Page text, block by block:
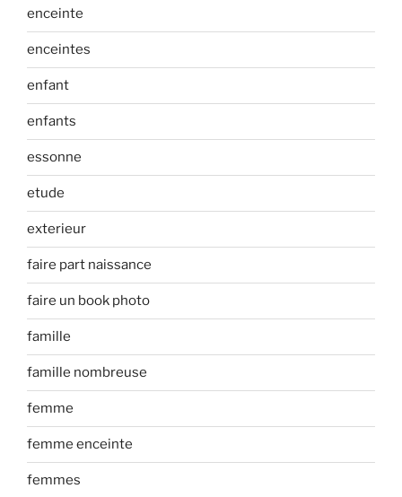
enceinte
enceintes
enfant
enfants
essonne
etude
exterieur
faire part naissance
faire un book photo
famille
famille nombreuse
femme
femme enceinte
femmes